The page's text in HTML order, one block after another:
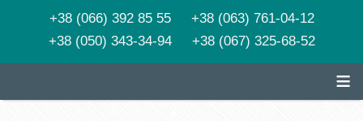
+38 (066) 392 85 55 +38 (063) 761-04-12
+38 (050) 343-34-94 +38 (067) 325-68-52
≡